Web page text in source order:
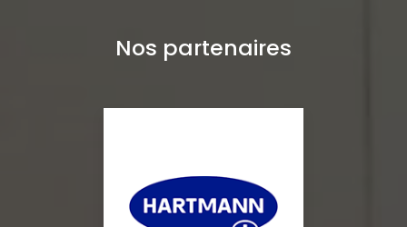
Nos partenaires